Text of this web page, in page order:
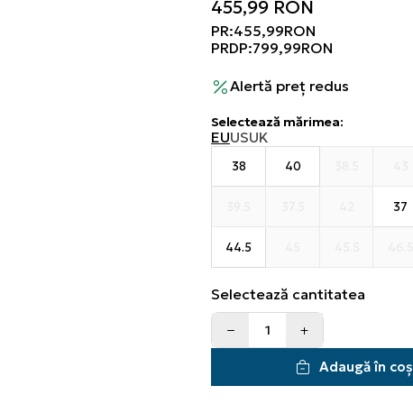
455,99 RON
PR:455,99RON
PRDP:799,99RON
Alertă preț redus
Selectează mărimea:
EUUSUK
38 40
37
44.5
Selectează cantitatea
Adaugă în coș